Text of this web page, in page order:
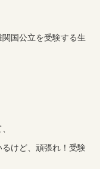
国公立を受験する生
けど、頑張れ！受験